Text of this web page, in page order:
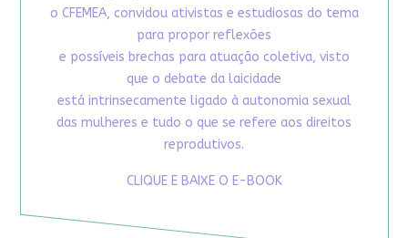
o CFEMEA, convidou ativistas e estudiosas do tema
para propor reflexões
e possíveis brechas para atuação coletiva, visto
que o debate da laicidade
está intrinsecamente ligado à autonomia sexual
das mulheres e tudo o que se refere aos direitos
reprodutivos.
CLIQUE E BAIXE O E-BOOK